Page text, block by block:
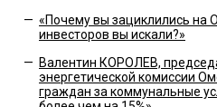
— «Почему вы зациклились на
инвесторов вы искали?»
— Валентин КОРОЛЕВ,
энергетической комиссии
граждан за коммунальные